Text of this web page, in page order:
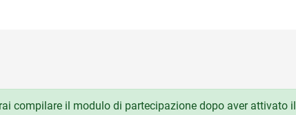
compilare il modulo di partecipazione dopo aver attivato il